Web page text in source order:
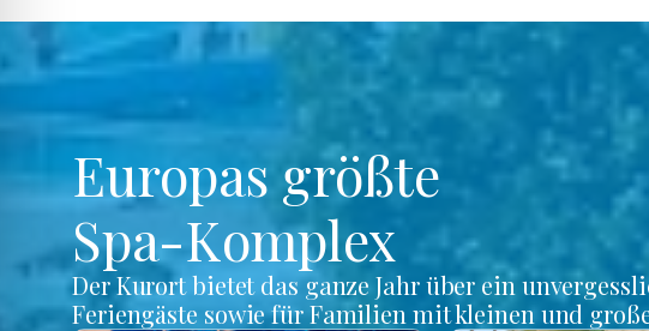
Europas größte
Spa-Komplex
Der Kurort bietet das ganze Jahr über ein
Feriengäste sowie für Familien mit kleinen und